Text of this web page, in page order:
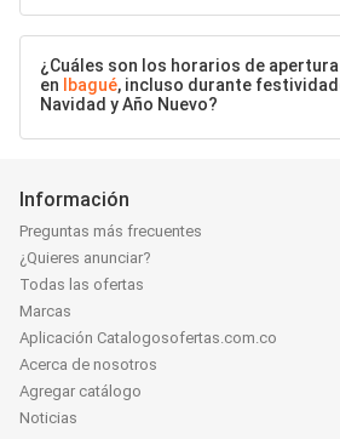
¿Cuáles son los horarios de apertura
en
Ibagué, incluso durante
Navidad y Año Nuevo?
Información
Preguntas más frecuentes
¿Quieres anunciar?
Todas las ofertas
Marcas
Aplicación Catalogosofertas.com.co
Acerca de nosotros
Agregar catálogo
Noticias